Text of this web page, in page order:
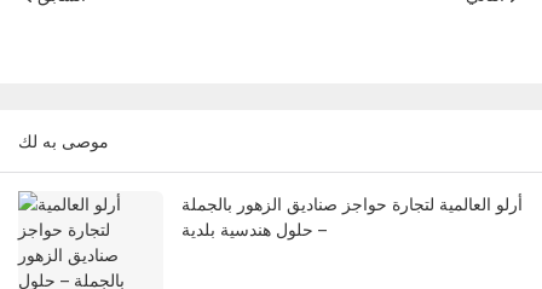
موصى به لك
أرلو العالمية لتجارة حواجز صناديق الزهور بالجملة
– حلول هندسية بلدية